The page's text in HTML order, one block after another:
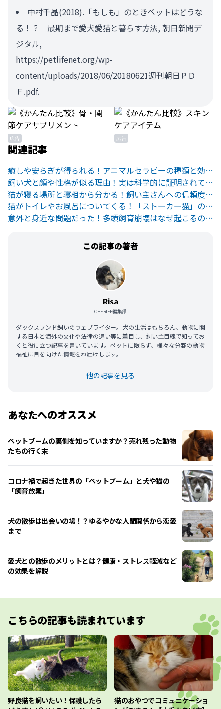
中村千晶(2018).「もしも」のときペットはどうな
る！？ 最期まで愛犬愛猫と暮らす方法, 朝日新聞デ
ジタル,
https://petlifenet.org/wp-
content/uploads/2018/06/20180621週刊朝日ＰＤ
Ｆ.pdf.
広告 広告
関連記事
癒しや安らぎが得られる！アニマルセラピーの種類と効果とは？
飼い犬と顔や性格が似る理由！実は科学的に証明されていた！？
猫が寝る場所と寝相から分かる！飼い主さんへの信頼度と猫の性格
猫がトイレやお風呂についてくる！「ストーカー猫」の心理とは
意外と身近な問題だった！多頭飼育崩壊はなぜ起こるのか？
この記事の著者
Risa
CHERIEE編集部
ダックスフンド飼いのウェブライター。犬の生活はもちろん、動物に関
する日本と海外の文化や法律の違い等に着目し、飼い主目線で知ってお
くと役に立つ記事を書いています。ペットに限らず、様々な分野の動物
福祉に目を向けた情報をお届けします。
他の記事を見る
あなたへのオススメ
ペットブームの裏側を知っていますか？売れ残った動物
たちの行く末
コロナ禍で起きた世界の「ペットブーム」と犬や猫の
「飼育放棄」
犬の散歩は出会いの場！？ゆるやかな人間関係から恋愛
まで
愛犬との散歩のメリットとは？健康・ストレス軽減など
の効果を解説
こちらの記事も読まれています
野良猫を飼いたい！保護したら
猫のおやつでコミュニケーショ